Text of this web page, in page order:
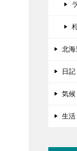
北海
日
気候
生活